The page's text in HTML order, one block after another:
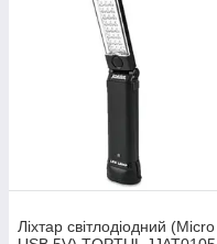
Ліхтар світлодіодний (Micro